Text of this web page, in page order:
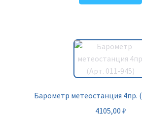
Барометр метеостанция 4пр.
4105,00 ₽